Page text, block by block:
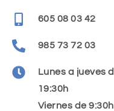
605 08 03 42
985 73 72 03
Lunes a jueves
19:30h
Viernes de